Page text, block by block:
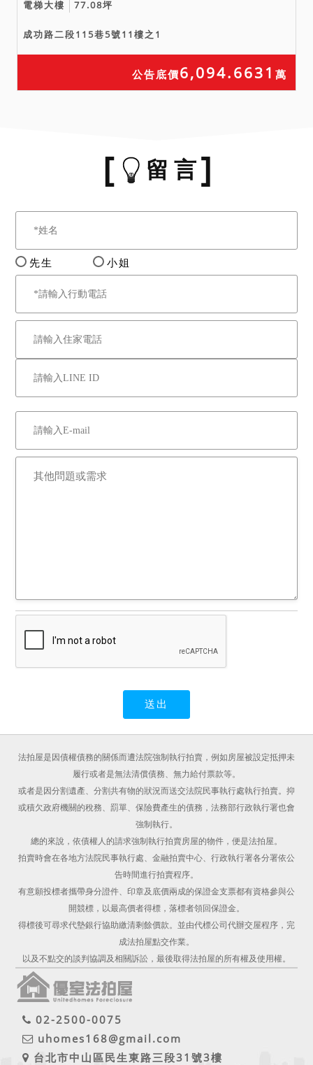
電梯大樓 77.08坪
成功路二段115巷5號11樓之1
公告底價6,094.6631 萬
留 言
先生 小姐
法拍屋是因債權債務的關係而遭法院強制執行拍賣，例如房屋被設定抵押未
履行或者是無法清償債務、無力給付票款等。
或者是因分割遺產、分割共有物的狀況而送交法院民事執行處執行拍賣。抑
或積欠政府機關的稅務、罰單、保險費產生的債務，法務部行政執行署也會
強制執行。
總的來說，依債權人的請求強制執行拍賣房屋的物件，便是法拍屋。
拍賣時會在各地方法院民事執行處、金融拍賣中心、行政執行署各分署依公
告時間進行拍賣程序。
有意願投標者攜帶身分證件、印章及底價兩成的保證金支票都有資格參與公
開競標，以最高價者得標，落標者領回保證金。
得標後可尋求代墊銀行協助繳清剩餘價款。並由代標公司代辦交屋程序，完
成法拍屋點交作業。
以及不點交的談判協調及相關訴訟，最後取得法拍屋的所有權及使用權。
02-2500-0075
uhomes168@gmail.com
台北市中山區民生東路三段31號3樓